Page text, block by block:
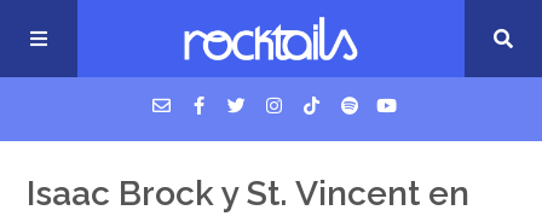
USM Podcast
Isaac Brock y St. Vincent en